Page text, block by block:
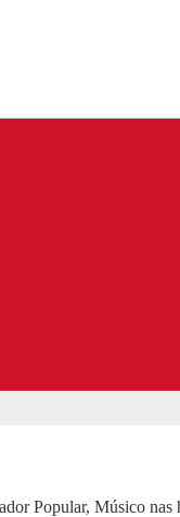
Popular, Músico nas